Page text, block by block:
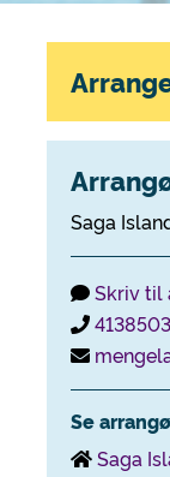
Saga
Skriv til
Se
Saga